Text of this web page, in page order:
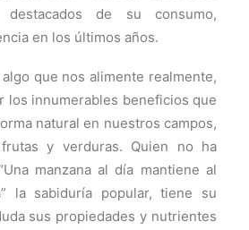
destacados de su consumo,
en los últimos años.
que nos alimente realmente,
los innumerables beneficios que
natural en nuestros campos,
y verduras. Quien no ha
manzana al día mantiene al
la sabiduría popular, tiene su
sus propiedades y nutrientes